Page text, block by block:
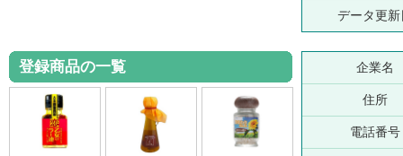
データ更新
登録商品の一覧 企業名
住所
電話番号